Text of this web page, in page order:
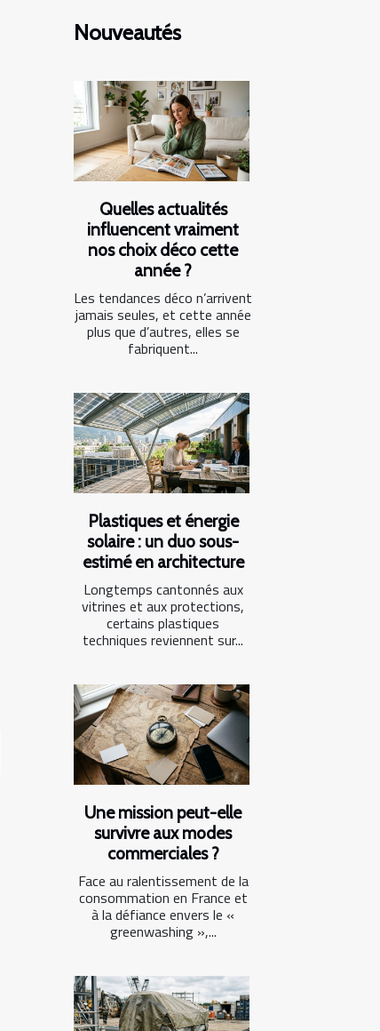
Nouveautés
Quelles actualités
influencent vraiment
nos choix déco cette
année ?
Les tendances déco n’arrivent
jamais seules, et cette année
plus que d’autres, elles se
fabriquent...
Plastiques et énergie
solaire : un duo sous-
estimé en architecture
Longtemps cantonnés aux
vitrines et aux protections,
certains plastiques
techniques reviennent sur...
Une mission peut-elle
survivre aux modes
commerciales ?
Face au ralentissement de la
consommation en France et
à la défiance envers le «
greenwashing »,...